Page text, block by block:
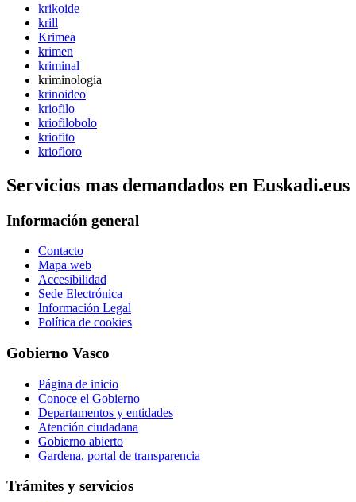
krikoide
krill
Krimea
krimen
kriminal
kriminologia
krinoideo
kriofilo
kriofilobolo
kriofito
kriofloro
Servicios mas demandados en Euskadi.eus
Información general
Contacto
Mapa web
Accesibilidad
Sede Electrónica
Información Legal
Política de cookies
Gobierno Vasco
Página de inicio
Conoce el Gobierno
Departamentos y entidades
Atención ciudadana
Gobierno abierto
Gardena, portal de transparencia
Trámites y servicios